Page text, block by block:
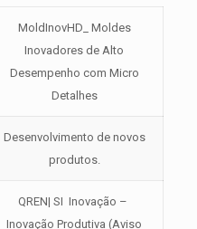
MoldInovHD_ Moldes
Inovadores de Alto
Desempenho com Micro
Detalhes
Desenvolvimento de novos
produtos.
QREN| SI Inovação –
Inovação Produtiva (Aviso